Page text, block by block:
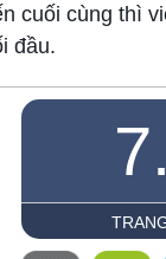
cuối cùng thì
đầu.